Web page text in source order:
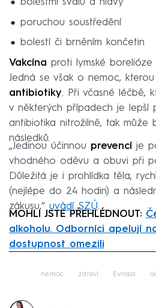
bolestmi svalů a hlavy
poruchou soustředění
bolestí či brněním končetin
Vakcína proti lymské borelióze
Jedná se však o nemoc, kterou
antibiotiky. Při včasné léčbě,
v některých případech je lepší
antibiotika nitrožilně, tak může
následků.
„Jedinou účinnou prevencí je
vhodného oděvu a obuvi při
Důležitá je i prohlídka těla,
(nejlépe do 24 hodin) a
zákusu,“ uvádí SZÚ.
MOHLI JSTE PŘEHLÉDNOUT:
alkoholu. Odborníci apelují
dostupnost omezili
nemoc zdraví Evropa